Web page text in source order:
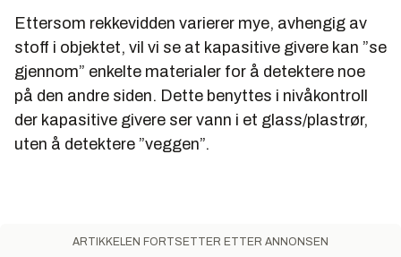
Ettersom rekkevidden varierer mye, avhengig av
stoff i objektet, vil vi se at kapasitive givere kan ”se
gjennom” enkelte materialer for å detektere noe
på den andre siden. Dette benyttes i nivåkontroll
der kapasitive givere ser vann i et glass/plastrør,
uten å detektere ”veggen”.
ARTIKKELEN FORTSETTER ETTER ANNONSEN